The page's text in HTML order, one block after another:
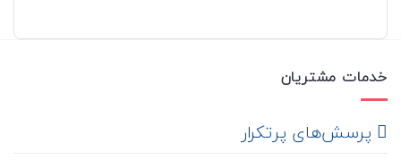
خدمات مشتریان
‌ پرسش‌های پرتکرار